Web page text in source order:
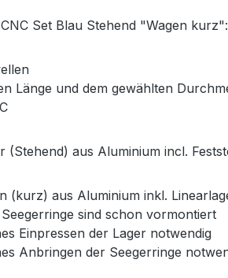
CNC Set Blau Stehend "Wagen kurz":
Länge und dem gewählten
(Stehend) aus Aluminium incl.
(kurz) aus Aluminium inkl.
sind schon vormontiert
Einpressen der Lager notwendig
Anbringen der Seegerringe